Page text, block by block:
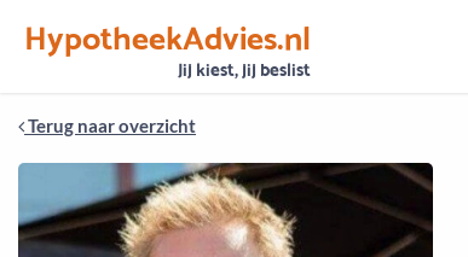
HypotheekAdvies.nl
Jij kiest, jij beslist
VertrouwenAlle basisgegevens zijn gecontroleerd
Terug naar overzicht